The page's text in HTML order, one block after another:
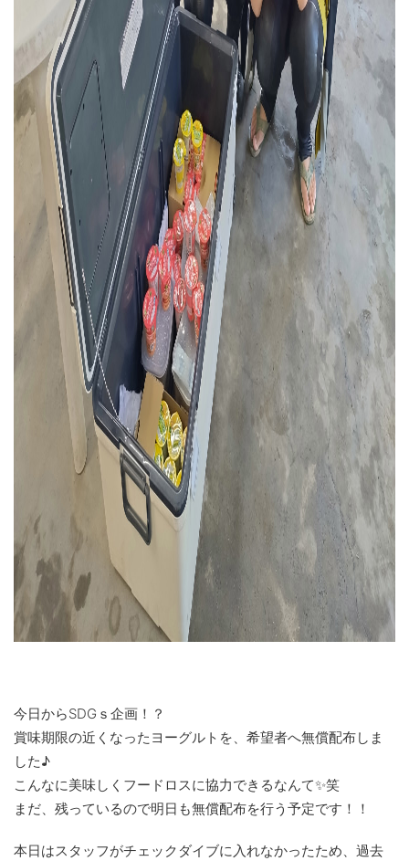
今日からSDGｓ企画！？
賞味期限の近くなったヨーグルトを、希望者へ無償配布しま
した♪
こんなに美味しくフードロスに協力できるなんて✨笑
まだ、残っているので明日も無償配布を行う予定です！！
本日はスタッフがチェックダイブに入れなかったため、過去